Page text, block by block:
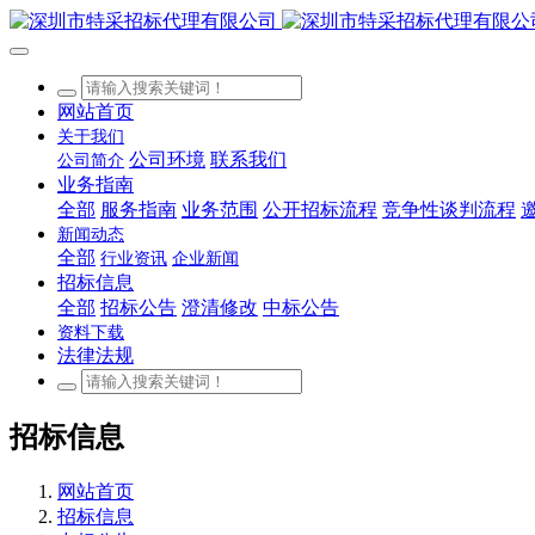
网站首页
关于我们
公司简介 公司环境 联系我们
业务指南
全部 服务指南 业务范围 公开招标流程 竞争性谈判流程
新闻动态
全部 行业资讯 企业新闻
招标信息
全部 招标公告 澄清修改 中标公告
资料下载
法律法规
招标信息
网站首页
招标信息